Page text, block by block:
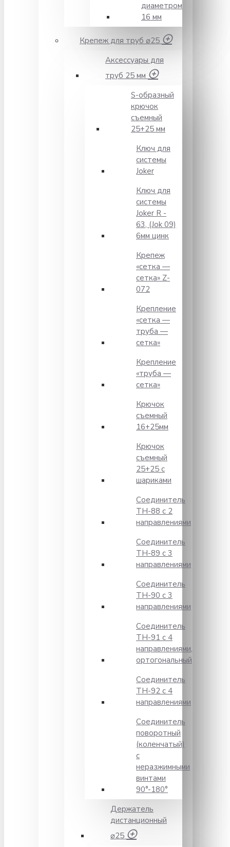
диаметром
16 мм
Крепеж для труб ⌀25
Аксессуары для
труб 25 мм
S-образный
крючок
съемный
25+25 мм
Ключ для
системы
Joker
Ключ для
системы
Joker R -
63, (Jok 09)
6мм цинк
Крепеж
«сетка —
сетка» Z-
072
Крепление
«сетка —
труба —
сетка»
Крепление
«труба —
сетка»
Крючок
съемный
16+25мм
Крючок
съемный
25+25 с
шариками
Соединитель
TH-88 с 2
направлениями
Соединитель
TH-89 с 3
направлениями
Соединитель
TH-90 с 3
направлениями
Соединитель
TH-91 с 4
направлениями,
ортогональный
Соединитель
TH-92 с 4
направлениями
Соединитель
поворотный
(коленчатый)
с
неразжимными
винтами
90°-180°
Держатель
дистанционный
⌀25